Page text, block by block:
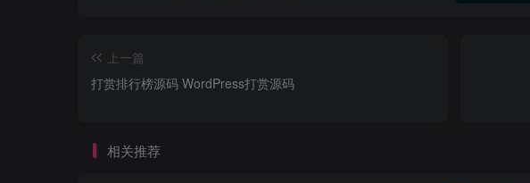
上一篇
打赏排行榜源码 WordPress打赏源码
相关推荐